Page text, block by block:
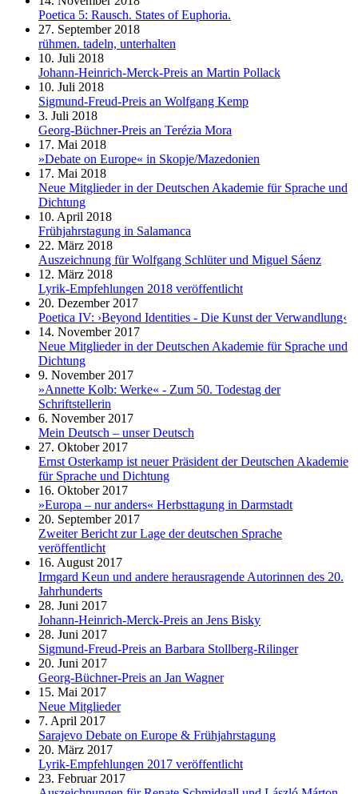
Poetica 5: Rausch. States of Euphoria.
27. September 2018
rühmen. tadeln, unterhalten
10. Juli 2018
Johann-Heinrich-Merck-Preis an Martin Pollack
10. Juli 2018
Sigmund-Freud-Preis an Wolfgang Kemp
3. Juli 2018
Georg-Büchner-Preis an Terézia Mora
17. Mai 2018
»Debate on Europe« in Skopje/Mazedonien
17. Mai 2018
Neue Mitglieder in der Deutschen Akademie für Sprache und
Dichtung
10. April 2018
Frühjahrstagung in Salamanca
22. März 2018
Auszeichnung für Wolfgang Schlüter und Miguel Sáenz
12. März 2018
Lyrik-Empfehlungen 2018 veröffentlicht
20. Dezember 2017
Poetica IV: ›Beyond Identities - Die Kunst der Verwandlung‹
14. November 2017
Neue Mitglieder in der Deutschen Akademie für Sprache und
Dichtung
9. November 2017
»Annette Kolb: Werke« - Zum 50. Todestag der
Schriftstellerin
6. November 2017
Mein Deutsch – unser Deutsch
27. Oktober 2017
Ernst Osterkamp ist neuer Präsident der Deutschen Akademie
für Sprache und Dichtung
16. Oktober 2017
»Europa – nur anders« Herbsttagung in Darmstadt
20. September 2017
Zweiter Bericht zur Lage der deutschen Sprache
veröffentlicht
16. August 2017
Irmgard Keun und andere herausragende Autorinnen des 20.
Jahrhunderts
28. Juni 2017
Johann-Heinrich-Merck-Preis an Jens Bisky
28. Juni 2017
Sigmund-Freud-Preis an Barbara Stollberg-Rilinger
20. Juni 2017
Georg-Büchner-Preis an Jan Wagner
15. Mai 2017
Neue Mitglieder
7. April 2017
Sarajevo Debate on Europe & Frühjahrstagung
20. März 2017
Lyrik-Empfehlungen 2017 veröffentlicht
23. Februar 2017